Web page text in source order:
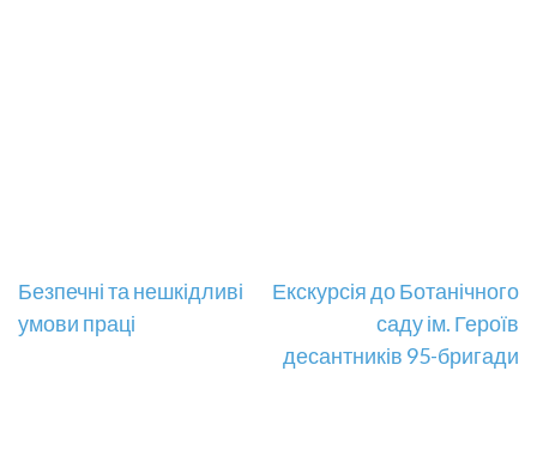
Навігація
записів
Безпечні та нешкідливі
умови праці
Екскурсія до Ботанічного
саду ім. Героїв
десантників 95-бригади